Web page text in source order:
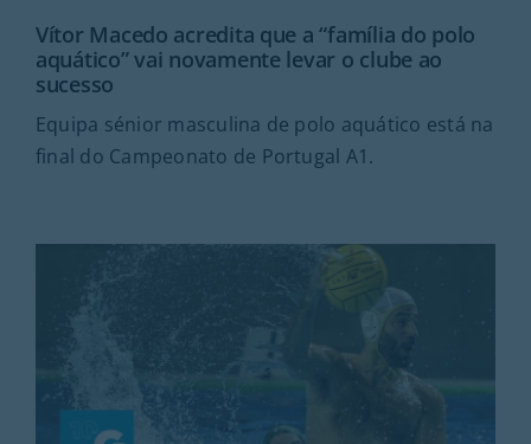
Vítor Macedo acredita que a “família do polo
aquático” vai novamente levar o clube ao
sucesso
Equipa sénior masculina de polo aquático está na
final do Campeonato de Portugal A1.